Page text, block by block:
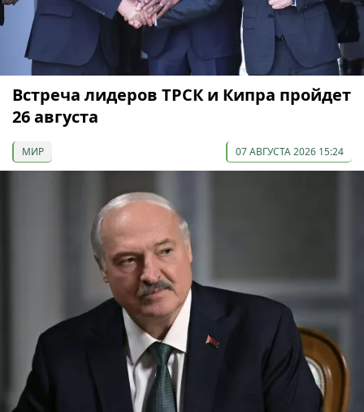
Встреча лидеров ТРСК и Кипра пройдет
26 августа
МИР 07 АВГУСТА 2026 15:24